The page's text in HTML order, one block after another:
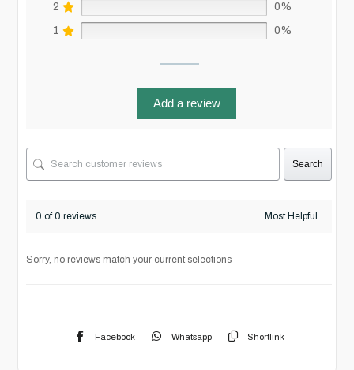
2 0%
1 0%
Add a review
Search
0 of 0 reviews
Sorry, no reviews match your current selections
Facebook Whatsapp Shortlink